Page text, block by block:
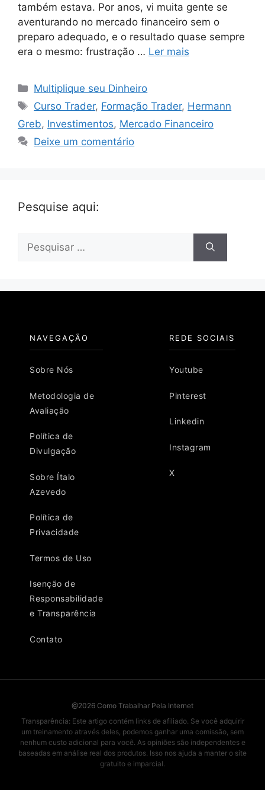
também estava. Por anos, vi muita gente se
aventurando no mercado financeiro sem o
preparo adequado, e o resultado quase sempre
era o mesmo: frustração … Ler mais
Categorias
Multiplique seu Dinheiro
Tags
Curso Trader, Formação Trader, Hermann
Greb, Investimentos, Mercado Financeiro
Deixe um comentário
Pesquise aqui:
Pesquisar
REDE SOCIAIS
Youtube
Pinterest
Linkedin
Instagram
X
NAVEGAÇÃO
Sobre Nós
Metodologia de
Avaliação
Política de
Divulgação
Sobre Ítalo
Azevedo
Política de
Privacidade
Termos de Uso
Isenção de
Responsabilidade
e Transparência
Contato
@2026 Como Trabalhar Pela Internet
Transparência: Este artigo contém links de afiliado. Se você adquirir
um treinamento através deles, podemos ganhar uma comissão, sem
nenhum custo adicional para você. As opiniões são independentes e
baseadas em análise real dos produtos. Isso nos ajuda a manter o site
gratuito e imparcial.